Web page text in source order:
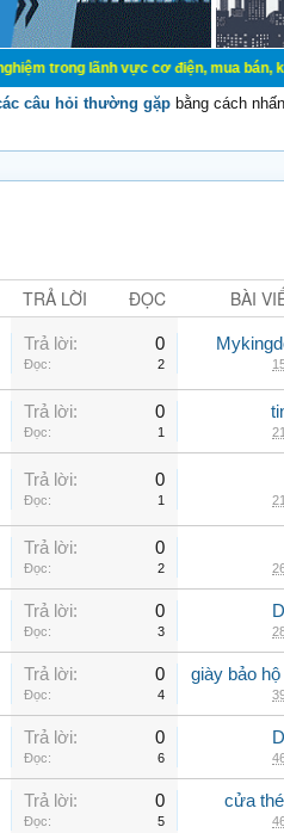
vực cơ điện, mua bán, ký gửi,
câu hỏi thường gặp bằng cách
TRẢ LỜI ĐỌC BÀI
Trả lời: 0
Đọc: 2
Trả lời: 0
Đọc: 1
Trả lời: 0
Đọc: 1
Trả lời: 0
Đọc: 2
Trả lời: 0
Đọc: 3
Trả lời: 0
Đọc: 4
giày bảo
Trả lời: 0
Đọc: 6
Trả lời: 0
Đọc: 5
cửa